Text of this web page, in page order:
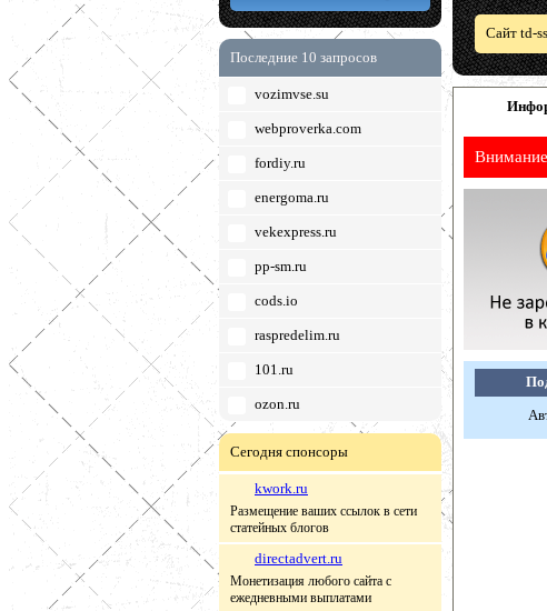
Последние 10 запросов
vozimvse.su
webproverka.com
fordiy.ru
energoma.ru
vekexpress.ru
pp-sm.ru
cods.io
raspredelim.ru
101.ru
ozon.ru
Сегодня спонсоры
kwork.ru
Размещение ваших ссылок в сети
статейных блогов
directadvert.ru
Монетизация любого сайта с
ежедневными выплатами
Сайт td-